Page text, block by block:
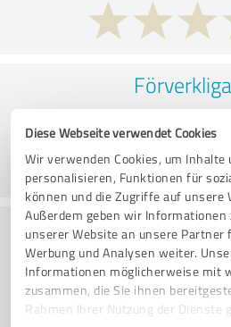
Diese Webseite verwendet Cookies
Wir verwenden Cookies, um Inhalte
personalisieren, Funktionen für
können und die Zugriffe auf unsere
Außerdem geben wir Informationen
unserer Website an unsere Partner
Werbung und Analysen weiter.
Informationen möglicherweise mit
zusammen, die Sie ihnen
Rahmen Ihrer Nutzung der Dienste